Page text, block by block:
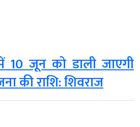
10 जून को डाली जाएगी
की राशि: शिवराज